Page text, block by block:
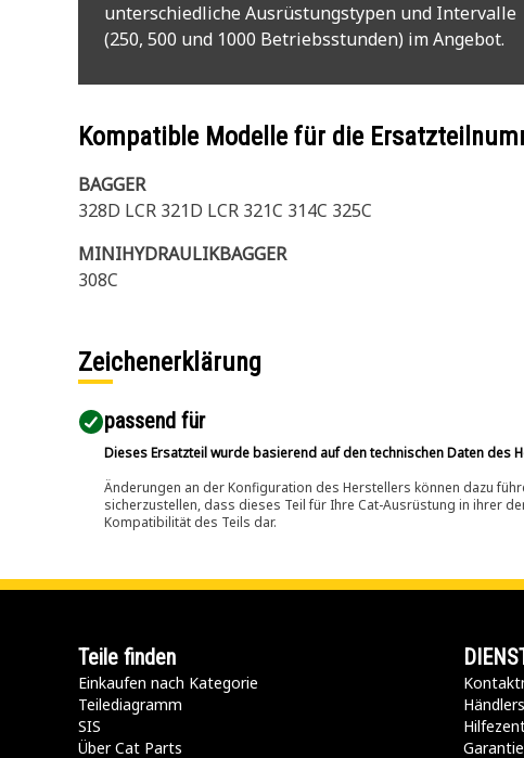
unterschiedliche Ausrüstungstypen und Intervalle
(250, 500 und 1000 Betriebsstunden) im Angebot.
Kompatible Modelle für die
BAGGER
328D LCR 321D LCR 321C 314C 325C
MINIHYDRAULIKBAGGER
308C
Zeichenerklärung
passend für​
Dieses Ersatzteil wurde basierend auf den technischen Daten
Änderungen an der Konfiguration des Herstellers können dazu
sicherzustellen, dass dieses Teil für Ihre Cat-Ausrüstung in ihrer
Kompatibilität des Teils dar.
Teile finden
Einkaufen nach Kategorie
Teilediagramm
SIS
Über Cat Parts